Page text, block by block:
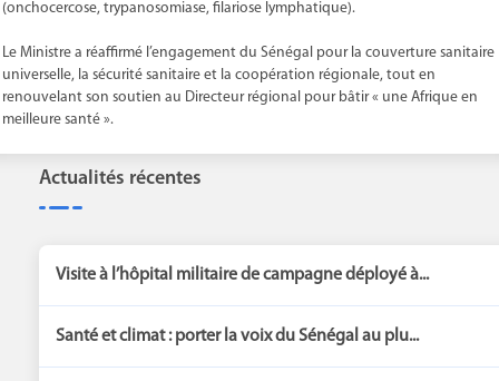
(onchocercose, trypanosomiase, filariose lymphatique).
‎Le Ministre a réaffirmé l’engagement du Sénégal pour la couverture sanitaire
universelle, la sécurité sanitaire et la coopération régionale, tout en
renouvelant son soutien au Directeur régional pour bâtir « une Afrique en
meilleure santé ».
Actualités récentes
Visite à l’hôpital militaire de campagne déployé à...
Santé et climat : porter la voix du Sénégal au plu...